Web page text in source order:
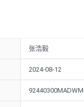
张浩毅
2024-08-12